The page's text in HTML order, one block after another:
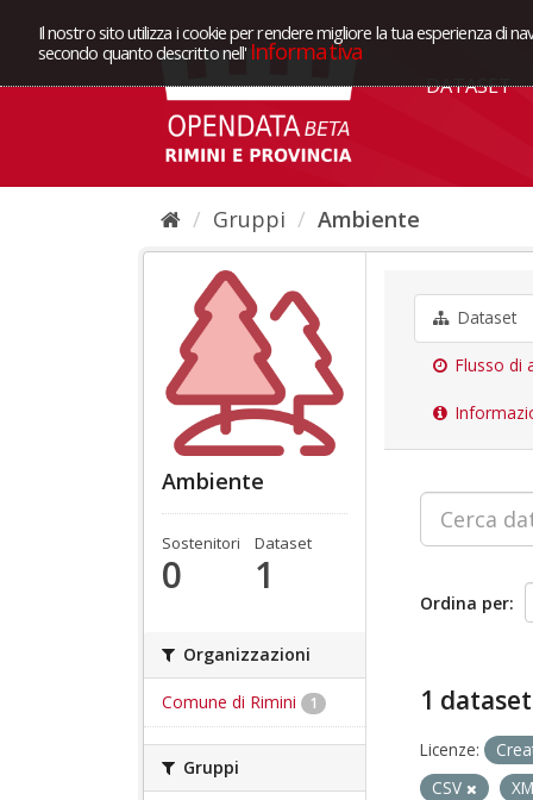
Il nostro sito utilizza i cookie per rendere migliore la tua esperienza di
secondo quanto descritto nell' Informativa
DATASET
Gruppi Ambiente
Ambiente
Sostenitori
0
Dataset
1
Organizzazioni
Comune di Rimini 1
Gruppi
Dataset
Flusso di
Ordina per
1
Licenze:
CSV